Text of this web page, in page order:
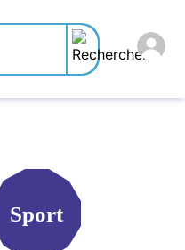
Sport